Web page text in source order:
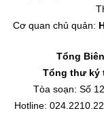
Cơ quan chủ quản:
Tổng
Tổng thư ký
Tòa soạn: Số
Hotline: